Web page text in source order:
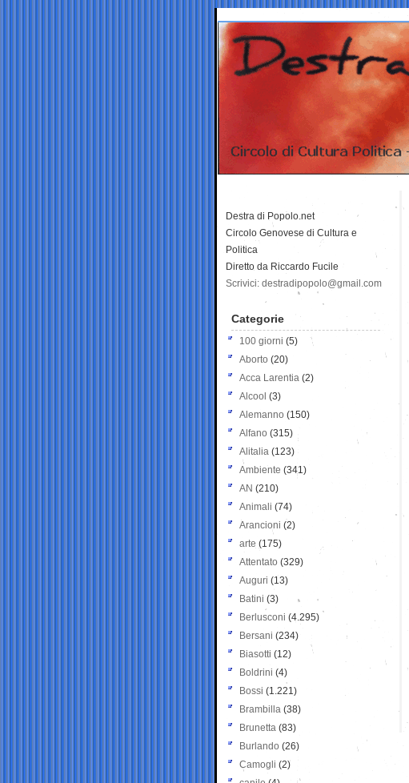
Destra di Popolo.net
Circolo Genovese di Cultura e
Politica
Diretto da Riccardo Fucile
Scrivici: destradipopolo@gmail.com
Categorie
100 giorni (5)
Aborto (20)
Acca Larentia (2)
Alcool (3)
Alemanno (150)
Alfano (315)
Alitalia (123)
Ambiente (341)
AN (210)
Animali (74)
Arancioni (2)
arte (175)
Attentato (329)
Auguri (13)
Batini (3)
Berlusconi (4.295)
Bersani (234)
Biasotti (12)
Boldrini (4)
Bossi (1.221)
Brambilla (38)
Brunetta (83)
Burlando (26)
Camogli (2)